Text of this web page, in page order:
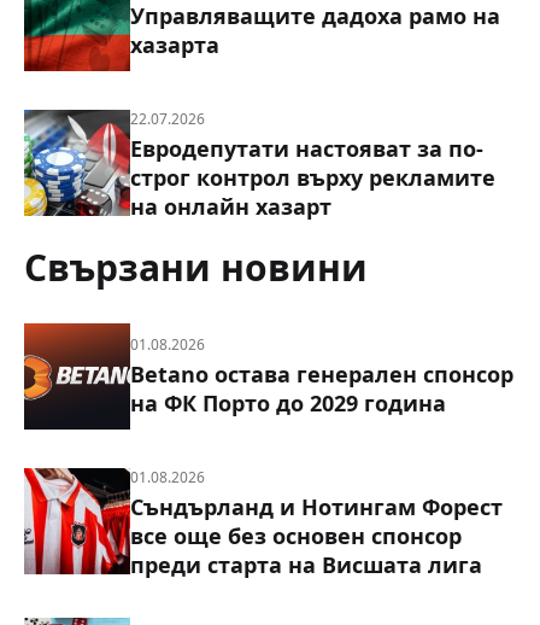
Управляващите дадоха рамо на
хазарта
22.07.2026
Евродепутати настояват за по-
строг контрол върху рекламите
на онлайн хазарт
Свързани новини
01.08.2026
Betano остава генерален спонсор
на ФК Порто до 2029 година
01.08.2026
Съндърланд и Нотингам Форест
все още без основен спонсор
преди старта на Висшата лига